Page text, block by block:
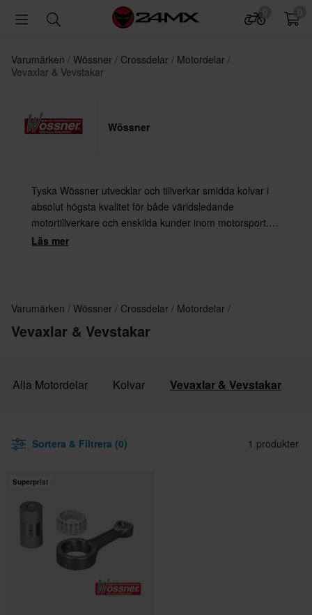
Varumärken Wössner Crossdelar
Motordelar
Vevaxlar & Vevstakar
Wössner
Tyska Wössner utvecklar och tillverkar smidda kolvar i
absolut högsta kvalitet för både världsledande
motortillverkare och enskilda kunder inom motorsport.
Sedan 2010 har Wössner utökat sitt sortiment och
Läs mer
Varumärken Wössner Crossdelar Motordelar
Vevaxlar & Vevstakar
Alla Motordelar Kolvar Vevaxlar & Vevstakar
Sortera & Filtrera (0) 1 produkter
Superpris!